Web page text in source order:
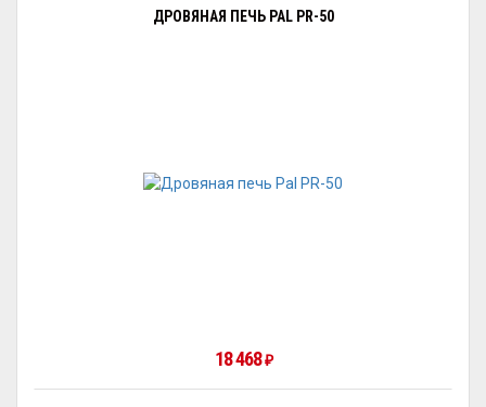
ДРОВЯНАЯ ПЕЧЬ PAL PR-50
18 468₽